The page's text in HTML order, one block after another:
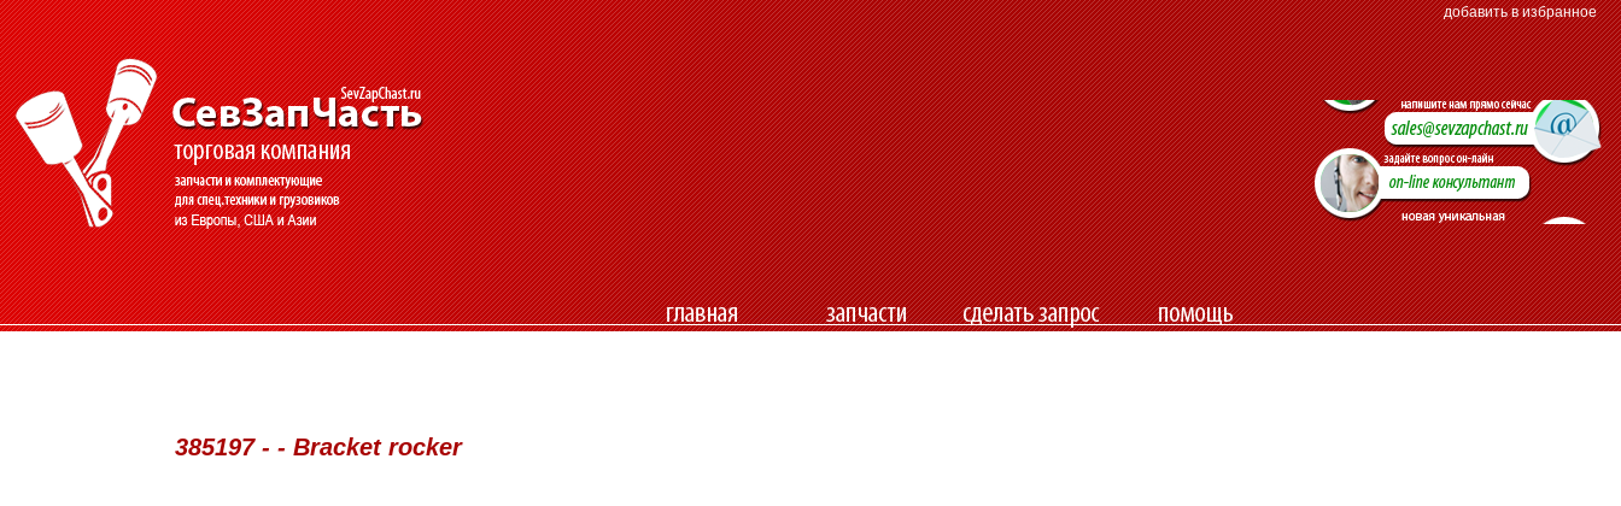
добавить в избранное
385197 - - Bracket rocker